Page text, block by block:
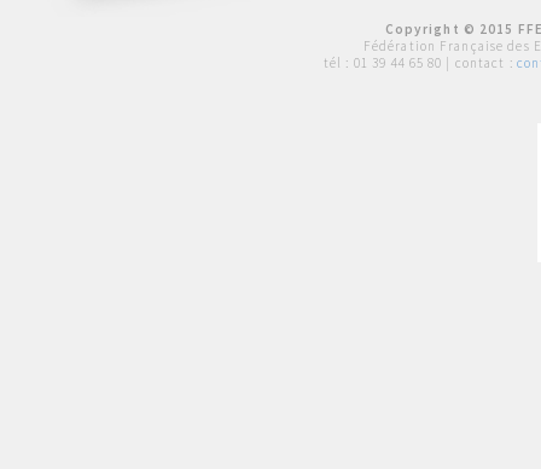
Copyright © 2015
Fédération Française des
tél : 01 39 44 65 80 | contact :